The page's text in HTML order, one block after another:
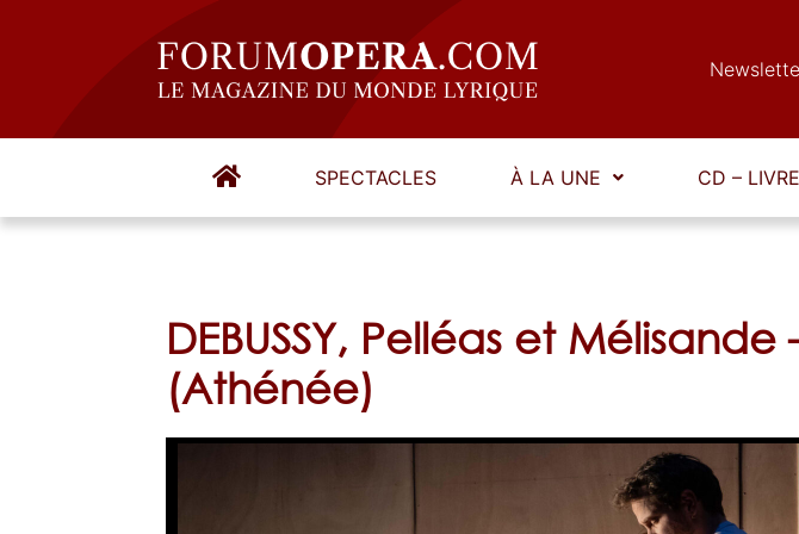
SPECTACLES À LA UNE CD –
DEBUSSY, Pelléas et Mélisande
(Athénée)